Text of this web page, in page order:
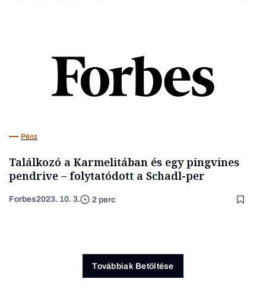
Pénz
Találkozó a Karmelitában és egy pingvines
pendrive – folytatódott a Schadl-per
Forbes2023. 10. 3. 2 perc
Továbbiak Betöltése